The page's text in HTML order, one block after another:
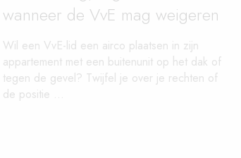
wanneer de VvE mag weigeren
Wil een VvE-lid een airco plaatsen in zijn
appartement met een buitenunit op het dak of
tegen de gevel? Twijfel je over je rechten of
de positie ...